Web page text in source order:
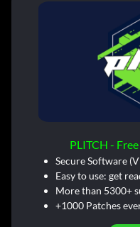
PLITCH -
Secure Software
Easy to use: get
More than 5300+
+1000 Patches